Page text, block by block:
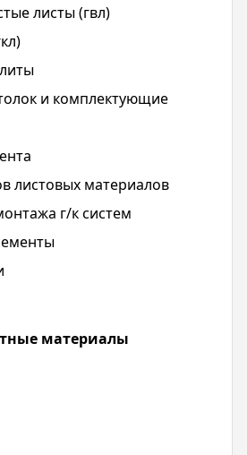
листы (гвл)
и комплектующие
листовых материалов
г/к систем
материалы